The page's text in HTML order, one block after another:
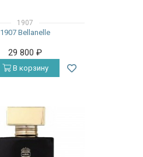
1907
1907 Bellanelle
29 800₽
В корзину